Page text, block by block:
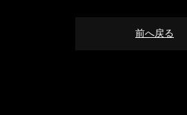
前へ戻る